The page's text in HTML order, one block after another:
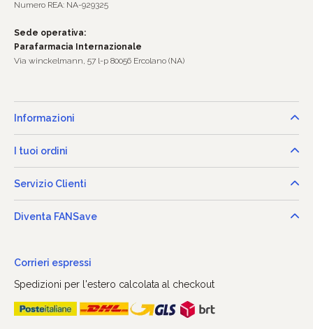
Numero REA: NA-929325
Sede operativa:
Parafarmacia Internazionale
Via winckelmann, 57 l-p 80056 Ercolano (NA)
Informazioni
I tuoi ordini
Servizio Clienti
Diventa FANSave
Corrieri espressi
Spedizioni per l'estero calcolata al checkout